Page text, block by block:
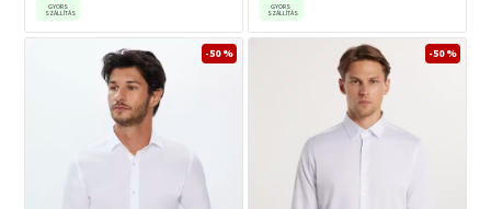
GYORS
SZÁLLÍTÁS
GYORS
SZÁLLÍTÁS
-50 % -50 %